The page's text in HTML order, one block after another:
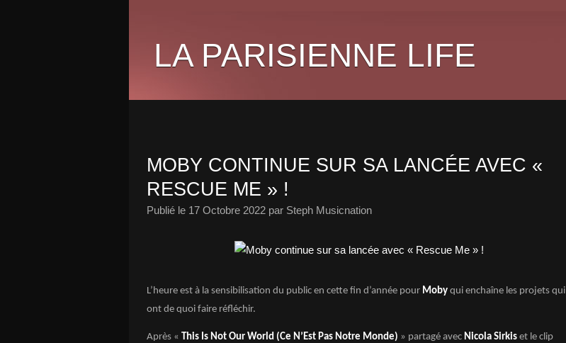
LA PARISIENNE LIFE
MOBY CONTINUE SUR SA LANCÉE AVEC «
RESCUE ME » !
Publié le 17 Octobre 2022 par Steph Musicnation
L’heure est à la sensibilisation du public en cette fin d’année pour Moby qui enchaîne les projets qui
ont de quoi faire réfléchir.
Après « This Is Not Our World (Ce N’Est Pas Notre Monde) » partagé avec Nicola Sirkis et le clip